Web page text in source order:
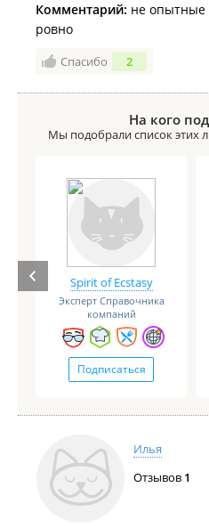
Комментарий: не опытные
ровно
Спасибо 2
На кого
Мы подобрали список этих
Spirit of Ecstasy
Эксперт Справочника
компаний
Подписаться
Илья
Отзывов 1